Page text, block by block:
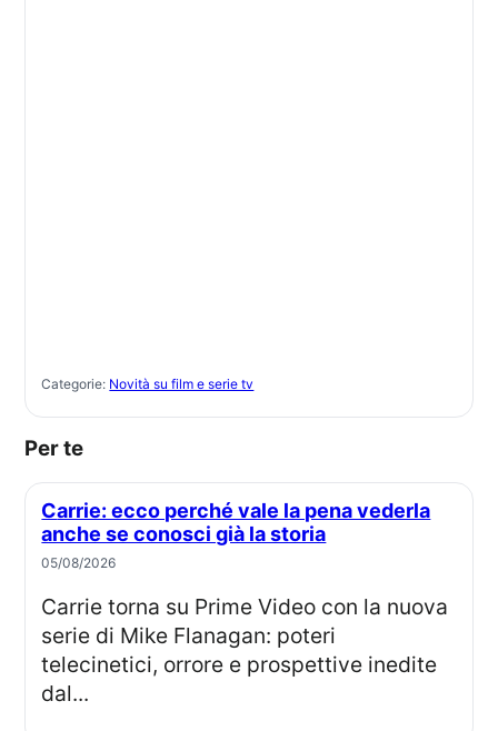
Categorie: Novità su film e serie tv
Per te
Carrie: ecco perché vale la pena vederla
anche se conosci già la storia
05/08/2026
Carrie torna su Prime Video con la nuova
serie di Mike Flanagan: poteri
telecinetici, orrore e prospettive inedite
dal...